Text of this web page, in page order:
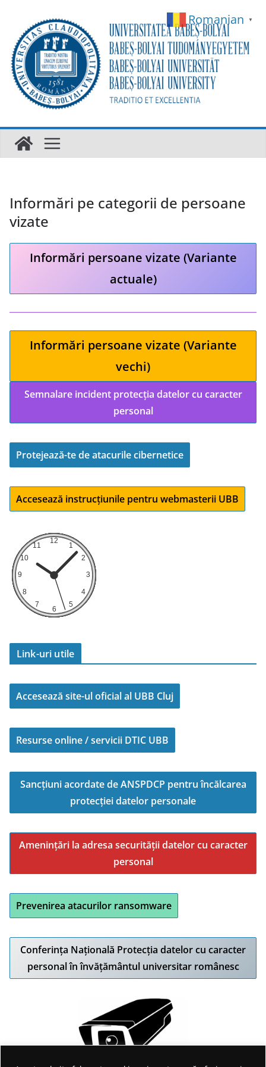
content
Informări pe categorii de persoane
vizate
Informări persoane vizate (Variante
actuale)
Informări persoane vizate (Variante
vechi)
Semnalare incident protecția datelor cu caracter
personal
Protejează-te de atacurile cibernetice
Accesează instrucțiunile pentru webmasterii UBB
Link-uri utile
Accesează site-ul oficial al UBB Cluj
Resurse online / servicii DTIC UBB
Sancțiuni acordate de ANSPDCP pentru încălcarea
protecției datelor personale
Amenințări la adresa securității datelor cu caracter
personal
Prevenirea atacurilor ransomware
Conferința Națională Protecția datelor cu caracter
personal în învățământul universitar românesc
Romanian ▼